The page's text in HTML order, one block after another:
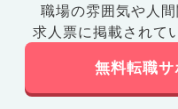
職場の雰囲気や人間
求人票に掲載されて
無料転職